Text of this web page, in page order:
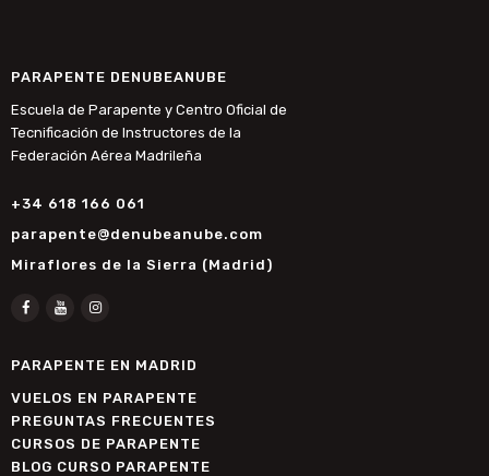
PARAPENTE DENUBEANUBE
Escuela de Parapente y Centro Oficial de
Tecnificación de Instructores de la
Federación Aérea Madrileña
Miraflores de la Sierra (Madrid)
parapente@denubeanube.com
+34 618 166 061
PARAPENTE EN MADRID
VUELOS EN PARAPENTE
PREGUNTAS FRECUENTES
CURSOS DE PARAPENTE
BLOG CURSO PARAPENTE